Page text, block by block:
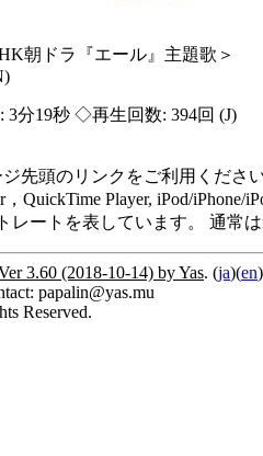
朝ドラ『エール』主題歌＞
分19秒 ◇再生回数: 394回 (J)
先頭のリンクをご利用ください
，QuickTime Player, iPod/
レートを表しています。 通常
3.60 (2018-10-14) by Yas. (ja)(en
papalin@yas.mu
Reserved.